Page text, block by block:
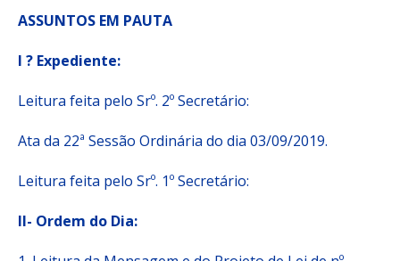
ASSUNTOS EM PAUTA
I ? Expediente:
Leitura feita pelo Srº. 2º Secretário:
Ata da 22ª Sessão Ordinária do dia 03/09/2019.
Leitura feita pelo Srº. 1º Secretário:
II- Ordem do Dia: